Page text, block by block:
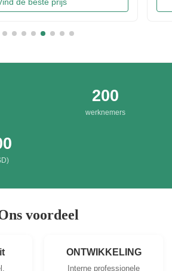
precise frying ...
200
werknemers
voordeel
ONTWIKKELING
Interne professionele